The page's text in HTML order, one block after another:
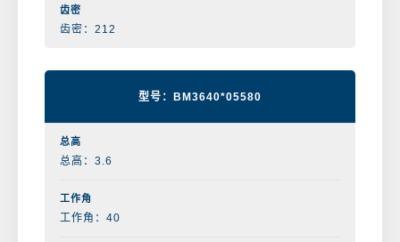
齿密：212
型号：BM3640*05580
总高：3.6
工作角：40